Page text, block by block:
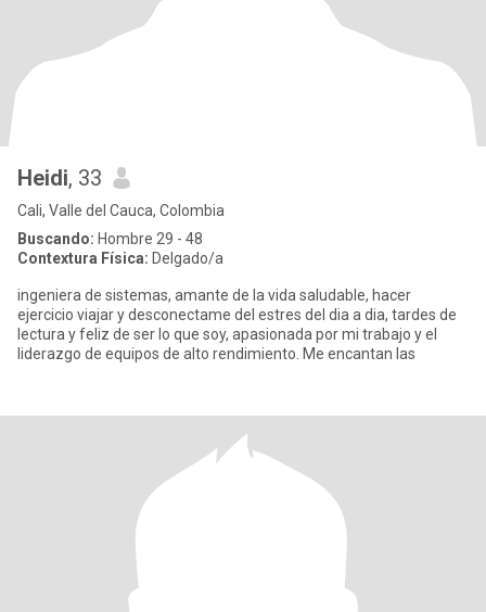
Heidi, 33
Cali, Valle del Cauca, Colombia
Buscando: Hombre 29 - 48
Contextura Física: Delgado/a
ingeniera de sistemas, amante de la vida saludable, hacer
ejercicio viajar y desconectame del estres del dia a dia, tardes de
lectura y feliz de ser lo que soy, apasionada por mi trabajo y el
liderazgo de equipos de alto rendimiento. Me encantan las